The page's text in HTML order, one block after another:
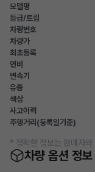
모델명
등급/트림
차량번호
차량가
최초등록
연비
변속기
유종
색상
사고이력
주행거리(등록일기준)
* 정확한 정보는 판매자
차량 옵션 정보